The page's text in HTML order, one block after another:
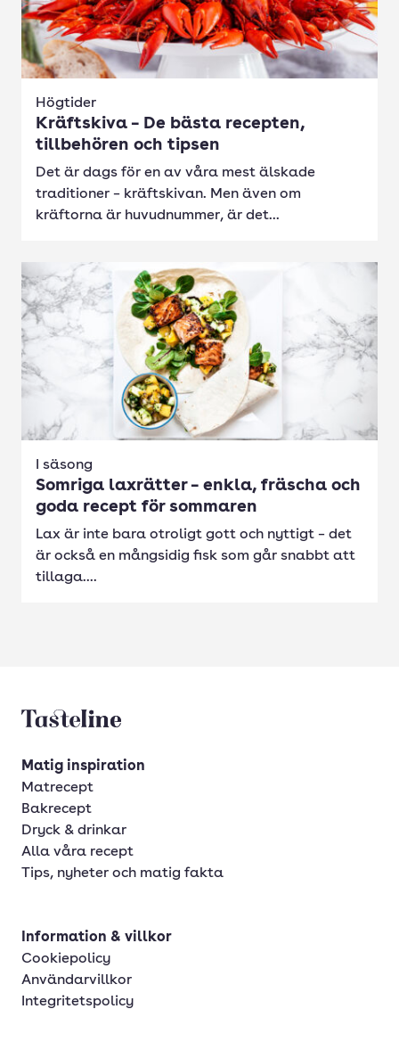
Högtider
Kräftskiva – De bästa recepten,
tillbehören och tipsen
Det är dags för en av våra mest älskade
traditioner – kräftskivan. Men även om
kräftorna är huvudnummer, är det...
I säsong
Somriga laxrätter – enkla, fräscha och
goda recept för sommaren
Lax är inte bara otroligt gott och nyttigt – det
är också en mångsidig fisk som går snabbt att
tillaga....
Tasteline startsida
Matig inspiration
Matrecept
Bakrecept
Dryck & drinkar
Alla våra recept
Tips, nyheter och matig fakta
Information & villkor
Cookiepolicy
Användarvillkor
Integritetspolicy